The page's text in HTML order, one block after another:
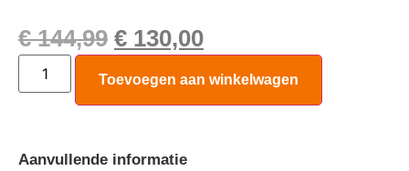
€144,99 € 130,00
Toevoegen aan winkelwagen
Aanvullende informatie